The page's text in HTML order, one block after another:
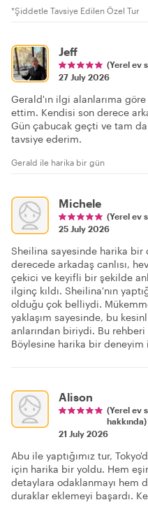
*Şiddetle Tavsiye Edilen Özel Tur
Jeff
(Yerel ev
27 July 2026
Gerald'ın ilgi alanlarıma
ettim. Kendisi son derece
Gün çabucak geçti ve tam
tavsiye ederim.
Gerald ile harika bir gün
Michele
(Yerel ev
25 July 2026
Sheilina sayesinde harika bir
derecede arkadaş canlısı,
çekici ve keyifli bir şekilde
ilginç kıldı. Sheilina'nın
olduğu çok belliydi.
yaklaşım sayesinde, bu
anlarından biriydi. Bu
Böylesine harika bir deneyim
Alison
(Yerel ev
hakkında)
21 July 2026
Abu ile yaptığımız tur,
için harika bir yoldu. Hem
detaylara odaklanmayı hem
duraklar eklemeyi başardı.